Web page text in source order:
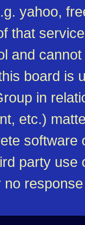
yahoo,
that
and
board is
in
etc.)
software
party